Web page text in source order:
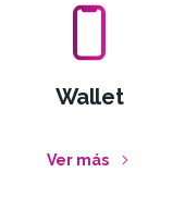
Wallet
Ver más